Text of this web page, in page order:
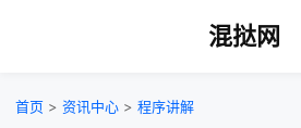
混挞网
首页 > 资讯中心 > 程序讲解